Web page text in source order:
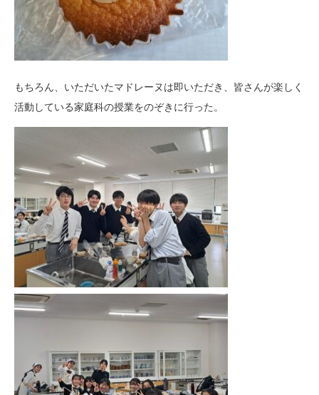
もちろん、いただいたマドレーヌは即いただき、皆さんが楽しく
活動している家庭科の授業をのぞきに行った。